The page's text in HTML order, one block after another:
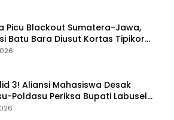
Picu Blackout Sumatera-Jawa,
Batu Bara Diusut Kortas Tipikor
P3H
3! Aliansi Mahasiswa Desak
Poldasu Periksa Bupati Labusel
Dugaan Korupsi Rp36 M dan ‘Misteri’